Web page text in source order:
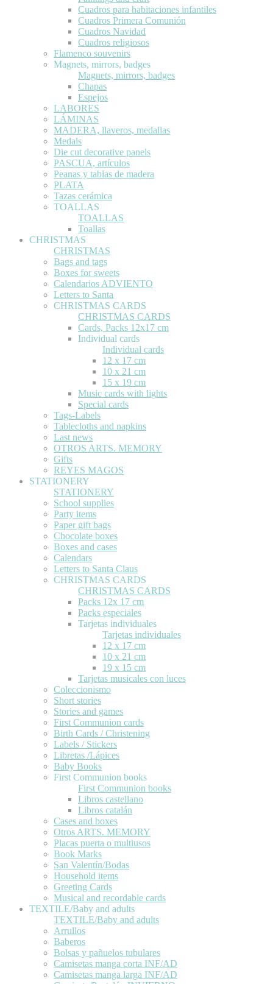
Cuadros para habitaciones infantiles
Cuadros Primera Comunión
Cuadros Navidad
Cuadros religiosos
Flamenco souvenirs
Magnets, mirrors, badges
Magnets, mirrors, badges
Chapas
Espejos
LABORES
LÁMINAS
MADERA, llaveros, medallas
Medals
Die cut decorative panels
PASCUA, artículos
Peanas y tablas de madera
PLATA
Tazas cerámica
TOALLAS
TOALLAS
Toallas
CHRISTMAS
CHRISTMAS
Bags and tags
Boxes for sweets
Calendarios ADVIENTO
Letters to Santa
CHRISTMAS CARDS
CHRISTMAS CARDS
Cards, Packs 12x17 cm
Individual cards
Individual cards
12 x 17 cm
10 x 21 cm
15 x 19 cm
Music cards with lights
Special cards
Tags-Labels
Tablecloths and napkins
Last news
OTROS ARTS. MEMORY
Gifts
REYES MAGOS
STATIONERY
STATIONERY
School supplies
Party items
Paper gift bags
Chocolate boxes
Boxes and cases
Calendars
Letters to Santa Claus
CHRISTMAS CARDS
CHRISTMAS CARDS
Packs 12x 17 cm
Packs especiales
Tarjetas individuales
Tarjetas individuales
12 x 17 cm
10 x 21 cm
19 x 15 cm
Tarjetas musicales con luces
Coleccionismo
Short stories
Stories and games
First Communion cards
Birth Cards / Christening
Labels / Stickers
Libretas /Lápices
Baby Books
First Communion books
First Communion books
Libros castellano
Libros catalán
Cases and boxes
Otros ARTS. MEMORY
Placas puerta o multiusos
Book Marks
San Valentín/Bodas
Household items
Greeting Cards
Musical and recordable cards
TEXTILE/Baby and adults
TEXTILE/Baby and adults
Arrullos
Baberos
Bolsas y pañuelos tubulares
Camisetas manga corta INF/AD
Camisetas manga larga INF/AD